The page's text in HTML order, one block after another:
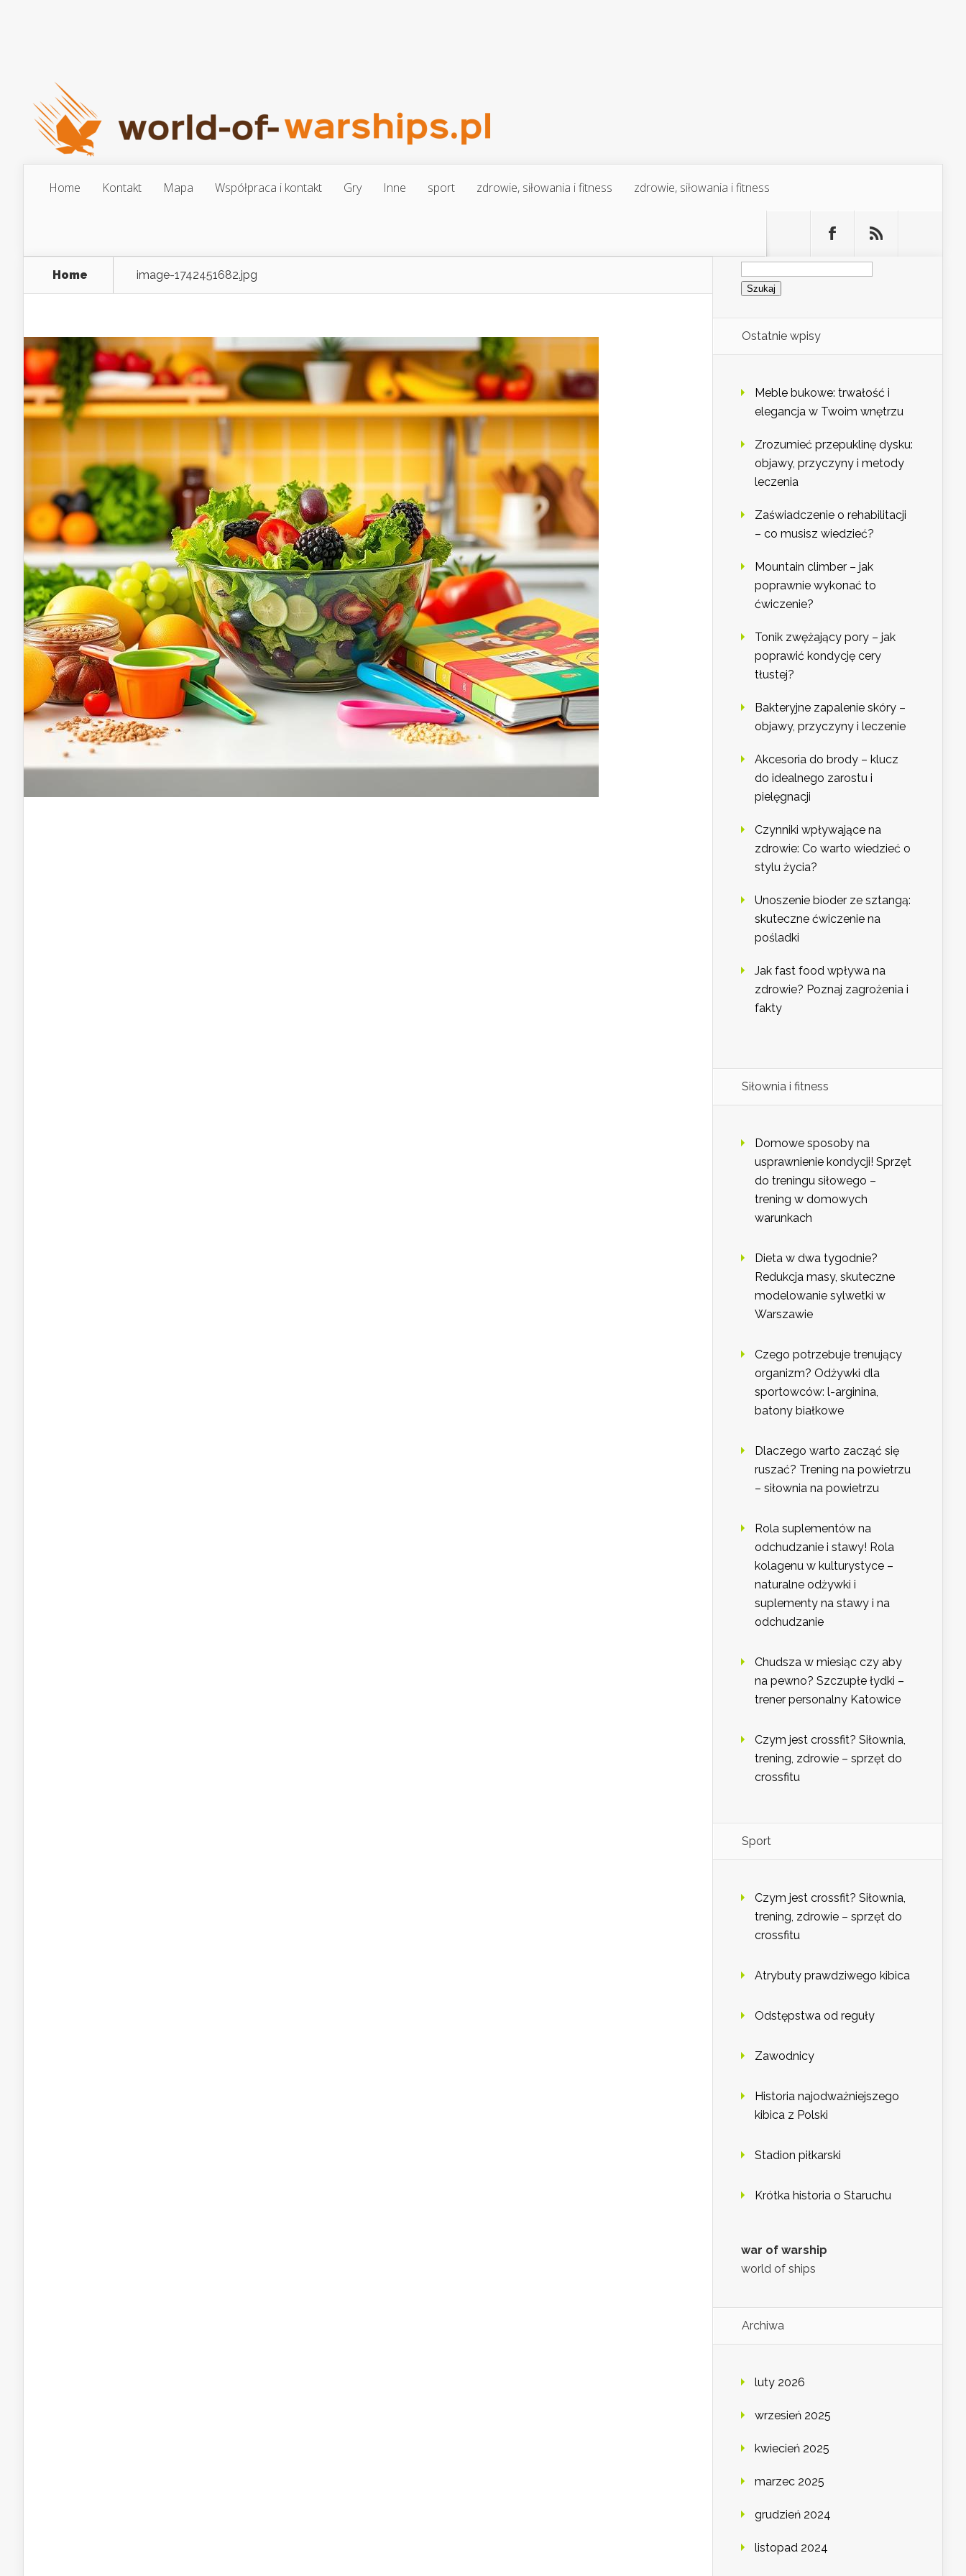
Home Kontakt Mapa Współpraca i kontakt Gry Inne sport zdrowie, siłowania i fitness zdrowie, siłowania i fitness
Home image-1742451682.jpg
Szukaj:
Ostatnie wpisy
Meble bukowe: trwałość i
elegancja w Twoim wnętrzu
Zrozumieć przepuklinę dysku:
objawy, przyczyny i metody
leczenia
Zaświadczenie o rehabilitacji
– co musisz wiedzieć?
Mountain climber – jak
poprawnie wykonać to
ćwiczenie?
Tonik zwężający pory – jak
poprawić kondycję cery
tłustej?
Bakteryjne zapalenie skóry –
objawy, przyczyny i leczenie
Akcesoria do brody – klucz
do idealnego zarostu i
pielęgnacji
Czynniki wpływające na
zdrowie: Co warto wiedzieć o
stylu życia?
Unoszenie bioder ze sztangą:
skuteczne ćwiczenie na
pośladki
Jak fast food wpływa na
zdrowie? Poznaj zagrożenia i
fakty
Siłownia i fitness
Domowe sposoby na
usprawnienie kondycji! Sprzęt
do treningu siłowego –
trening w domowych
warunkach
Dieta w dwa tygodnie?
Redukcja masy, skuteczne
modelowanie sylwetki w
Warszawie
Czego potrzebuje trenujący
organizm? Odżywki dla
sportowców: l-arginina,
batony białkowe
Dlaczego warto zacząć się
ruszać? Trening na powietrzu
– siłownia na powietrzu
Rola suplementów na
odchudzanie i stawy! Rola
kolagenu w kulturystyce –
naturalne odżywki i
suplementy na stawy i na
odchudzanie
Chudsza w miesiąc czy aby
na pewno? Szczupłe łydki –
trener personalny Katowice
Czym jest crossfit? Siłownia,
trening, zdrowie – sprzęt do
crossfitu
Sport
Czym jest crossfit? Siłownia,
trening, zdrowie – sprzęt do
crossfitu
Atrybuty prawdziwego kibica
Odstępstwa od reguły
Zawodnicy
Historia najodważniejszego
kibica z Polski
Stadion piłkarski
Krótka historia o Staruchu
war of warship
world of ships
Archiwa
luty 2026
wrzesień 2025
kwiecień 2025
marzec 2025
grudzień 2024
listopad 2024